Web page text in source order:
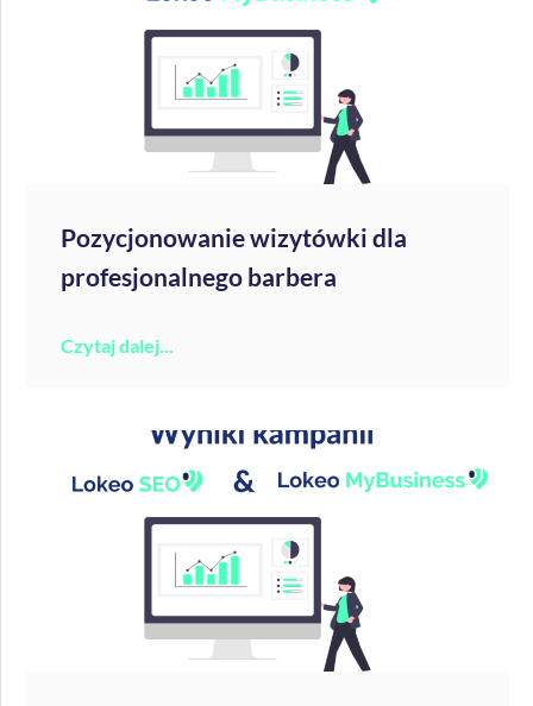
Pozycjonowanie wizytówki dla
profesjonalnego barbera
Czytaj dalej...